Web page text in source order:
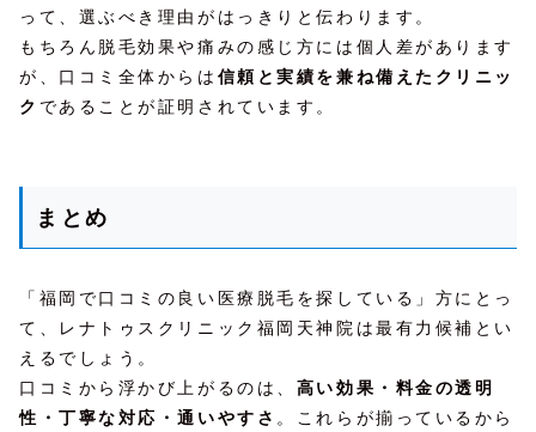
って、選ぶべき理由がはっきりと伝わります。
もちろん脱毛効果や痛みの感じ方には個人差があります
が、口コミ全体からは 信頼と実績を兼ね備えたクリニッ
ク であることが証明されています。
まとめ
「福岡で口コミの良い医療脱毛を探している」方にとっ
て、レナトゥスクリニック福岡天神院は最有力候補とい
えるでしょう。
口コミから浮かび上がるのは、 高い効果・料金の透明
性・丁寧な対応・通いやすさ 。これらが揃っているから